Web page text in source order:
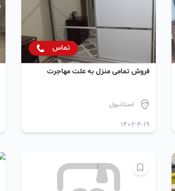
تماس
فروش تمامی منزل به علت مهاجرت
استانبول
1402-4-19